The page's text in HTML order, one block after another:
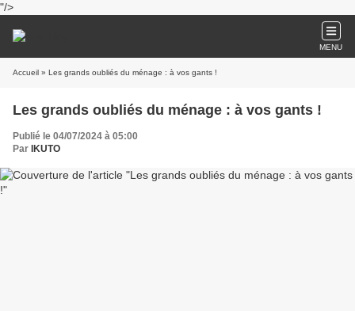
"/>
MENU
Accueil » Les grands oubliés du ménage : à vos gants !
Les grands oubliés du ménage : à vos gants !
Publié le 04/07/2024 à 05:00
Par IKUTO